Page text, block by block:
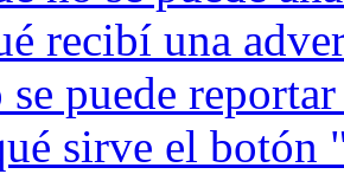
recibí una
se puede
sirve el